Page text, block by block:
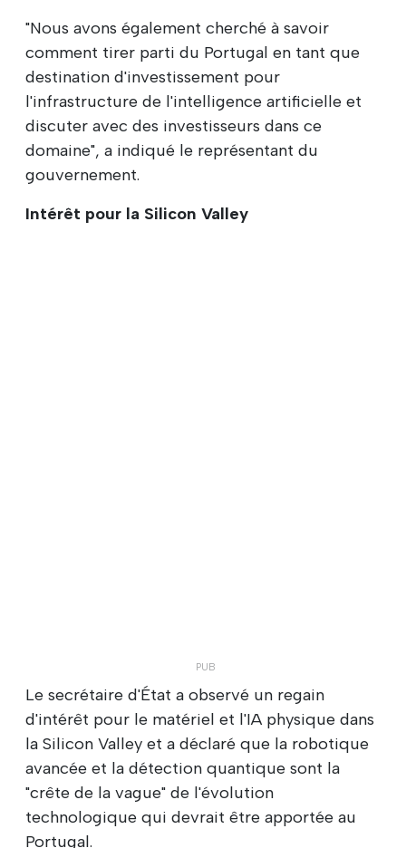
"Nous avons également cherché à savoir
comment tirer parti du Portugal en tant que
destination d'investissement pour
l'infrastructure de l'intelligence artificielle et
discuter avec des investisseurs dans ce
domaine", a indiqué le représentant du
gouvernement.
Intérêt pour la Silicon Valley
Le secrétaire d'État a observé un regain
d'intérêt pour le matériel et l'IA physique dans
la Silicon Valley et a déclaré que la robotique
avancée et la détection quantique sont la
"crête de la vague" de l'évolution
technologique qui devrait être apportée au
Portugal.